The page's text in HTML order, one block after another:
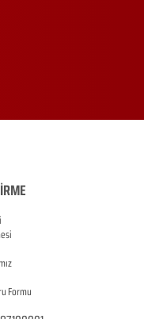
Formu